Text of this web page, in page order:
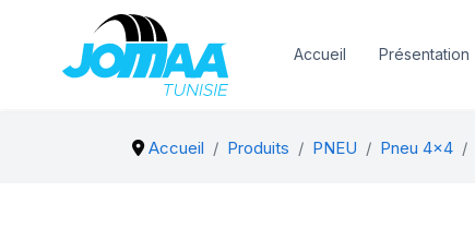
Accueil Présentation
Accueil Produits PNEU Pneu 4x4